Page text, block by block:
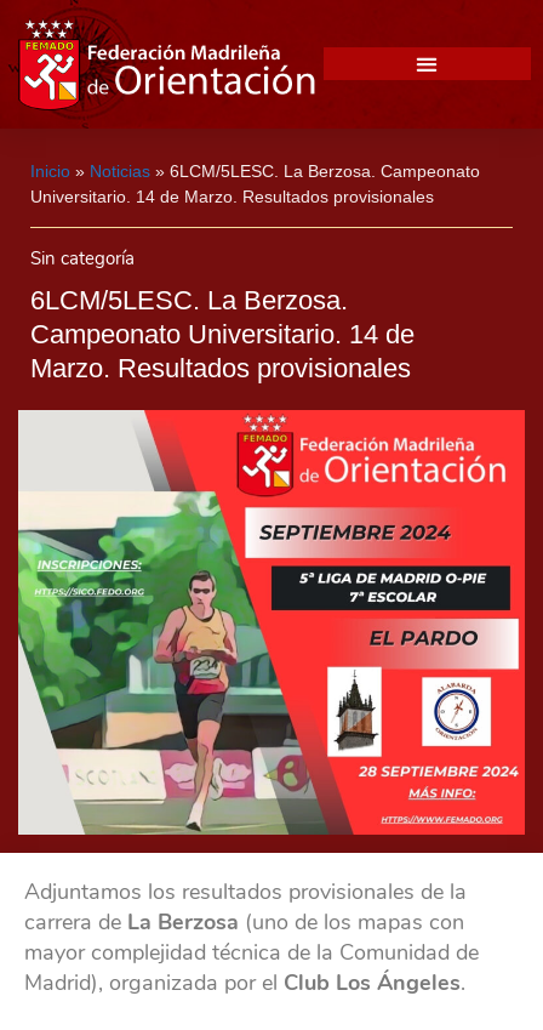
Inicio » Noticias » 6LCM/5LESC. La Berzosa. Campeonato
Universitario. 14 de Marzo. Resultados provisionales
Sin categoría
6LCM/5LESC. La Berzosa.
Campeonato Universitario. 14 de
Marzo. Resultados provisionales
Adjuntamos los resultados provisionales de la
carrera de La Berzosa (uno de los mapas con
mayor complejidad técnica de la Comunidad de
Madrid), organizada por el Club Los Ángeles.